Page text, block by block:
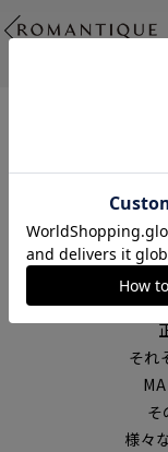
富山
それ
そ
様々